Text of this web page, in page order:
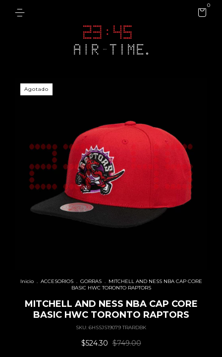
0
Agotado
Inicio . ACCESORIOS . GORRAS . MITCHELL AND NESS NBA CAP CORE
BASIC HWC TORONTO RAPTORS
MITCHELL AND NESS NBA CAP CORE
BASIC HWC TORONTO RAPTORS
SKU: 6HSSJS19079 TRARDBK
$524.30 $749.00